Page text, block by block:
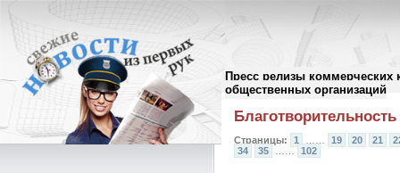
Пресс релизы коммерческих
общественных организаций
Архив пресс-релизов//
Благотворительность
Страницы: 1 19 20 21
34
35 …… 102